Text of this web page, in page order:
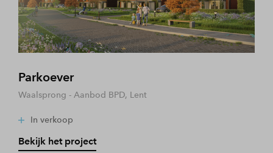
Parkoever
Waalsprong - Aanbod BPD, Lent
In verkoop
Bekijk het project